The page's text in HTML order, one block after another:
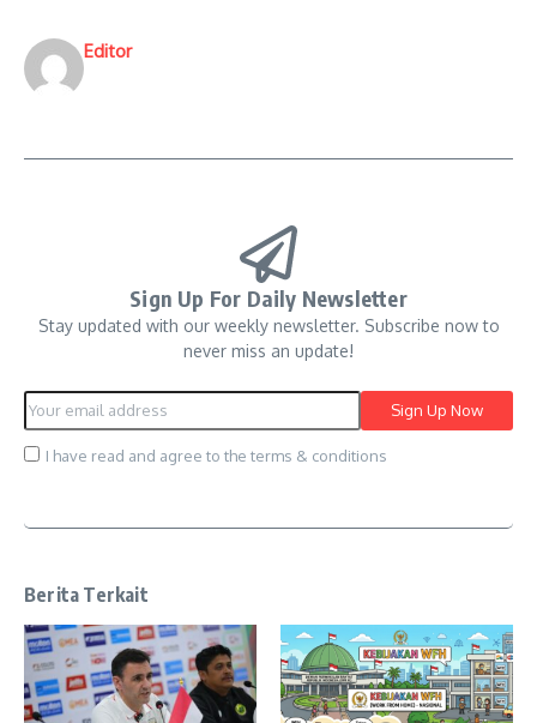
Editor
Sign Up For Daily Newsletter
Stay updated with our weekly newsletter. Subscribe now to
never miss an update!
I have read and agree to the terms & conditions
Berita Terkait